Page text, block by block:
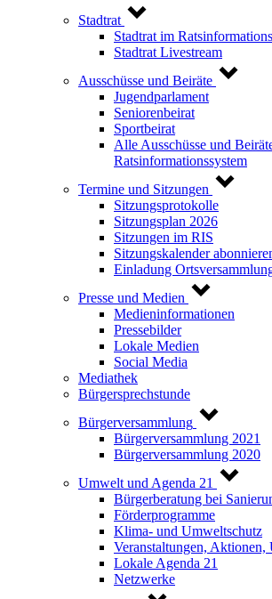
Stadtrat
Stadtrat im
Stadtrat Livestream
Ausschüsse und Beiräte
Jugendparlament
Seniorenbeirat
Sportbeirat
Alle Ausschüsse und
Ratsinformationssystem
Termine und Sitzungen
Sitzungsprotokolle
Sitzungsplan 2026
Sitzungen im RIS
Sitzungskalender
Einladung
Presse und Medien
Medieninformationen
Pressebilder
Lokale Medien
Social Media
Mediathek
Bürgersprechstunde
Bürgerversammlung
Bürgerversammlung 2021
Bürgerversammlung 2020
Umwelt und Agenda 21
Bürgerberatung bei
Förderprogramme
Klima- und Umweltschutz
Veranstaltungen,
Lokale Agenda 21
Netzwerke